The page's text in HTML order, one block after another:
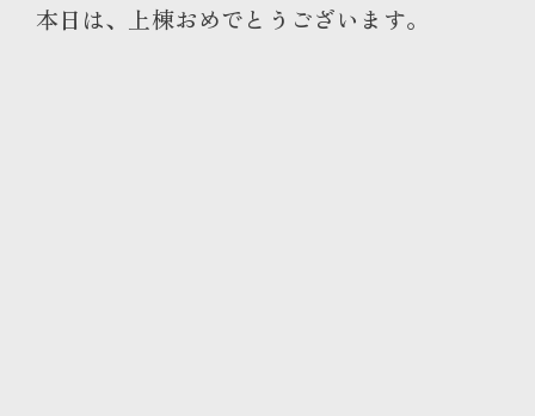
本日は、上棟おめでとうございます。